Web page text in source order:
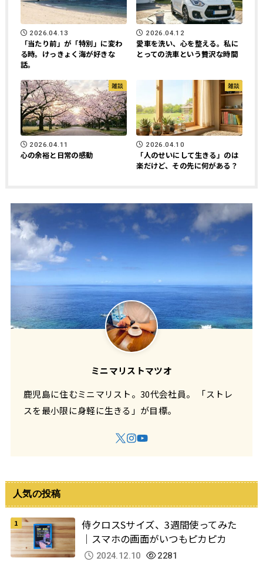
2026.04.13
「当たり前」が「特別」に変わ
る時。けっきょく海が好きな
話。
2026.04.12
愛車を洗い、心を整える。私に
とっての洗車という贅沢な時間
雑談
2026.04.11
心の余裕と日常の感動
雑談
2026.04.10
「人のせいにして生きる」のは
楽だけど、その先に何がある？
ミニマリストマツオ
鹿児島に住むミニマリスト。30代会社員。 「ストレ
スを最小限に身軽に生きる」が目標。
人気の投稿
侍クロスSサイズ、3週間使ってみた
｜スマホの画面がいつもピカピカ
2024.12.10 2281